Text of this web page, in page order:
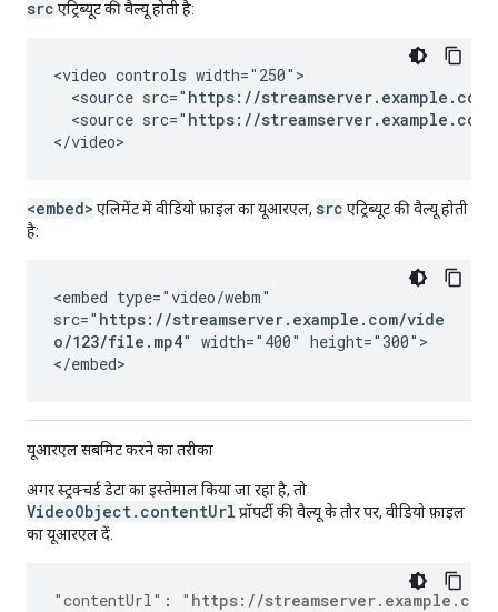
src एट्रिब्यूट की वैल्यू होती है:
<video controls width="250">
  <source src="
https://
  <source src="
https://
</video>
<embed> एलिमेंट में वीडियो फ़ाइल का यूआरएल, src एट्रिब्यूट की वैल्यू होती
है:
<embed type="video/webm"
src=" https://streamserver.example.com/vide
o/123/file.mp4" width="400" height="300">
</embed>
यूआरएल सबमिट करने का तरीका
अगर स्ट्रक्चर्ड डेटा का इस्तेमाल किया जा रहा है, तो
VideoObject.contentUrl प्रॉपर्टी की वैल्यू के तौर पर, वीडियो फ़ाइल
का यूआरएल दें.
"contentUrl" : " https://